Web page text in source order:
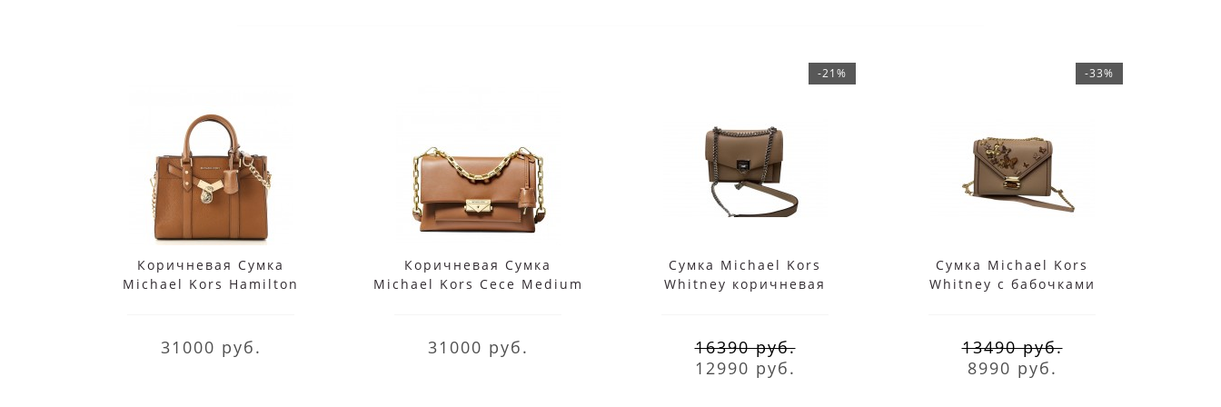
Коричневая Сумка
Michael Kors Hamilton
31000 руб.
Коричневая Сумка
Michael Kors Сесе Medium
31000 руб.
-21%
Сумка Michael Kors
Whitney коричневая
16390 руб.
12990 руб.
-33%
Сумка Michael Kors
Whitney с бабочками
13490 руб.
8990 руб.